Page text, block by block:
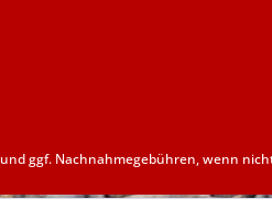
und ggf. Nachnahmegebühren, wenn